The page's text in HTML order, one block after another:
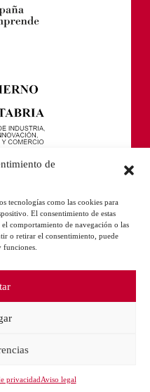
de
tecnologías como las cookies para
El consentimiento de estas
comportamiento de navegación o las
o retirar el consentimiento, puede
funciones.
privacidadAviso legal